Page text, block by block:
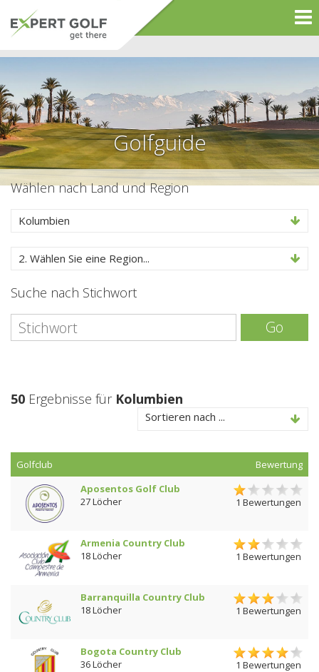
Golfguide
Wählen nach Land und Region
Kolumbien
2. Wählen Sie eine Region...
Suche nach Stichwort
Go
50 Ergebnisse für Kolumbien
Sortieren nach ...
Golfclub
Bewertung
Aposentos Golf Club
27 Löcher
1 Bewertungen
Armenia Country Club
18 Löcher
1 Bewertungen
Barranquilla Country Club
18 Löcher
1 Bewertungen
Bogota Country Club
36 Löcher
1 Bewertungen